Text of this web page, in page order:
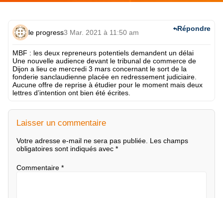
le progress3 Mar. 2021 à 11:50 am
MBF : les deux repreneurs potentiels demandent un délai
Une nouvelle audience devant le tribunal de commerce de
Dijon a lieu ce mercredi 3 mars concernant le sort de la
fonderie sanclaudienne placée en redressement judiciaire.
Aucune offre de reprise à étudier pour le moment mais deux
lettres d’intention ont bien été écrites.
Répondre
Laisser un commentaire
Votre adresse e-mail ne sera pas publiée. Les champs
obligatoires sont indiqués avec *
Commentaire *